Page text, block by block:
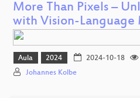
More Than Pixels –
with Vision-Language
Aula 2024 2024-10-18
Johannes Kolbe